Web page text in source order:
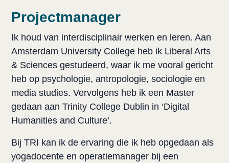
Projectmanager
Ik houd van interdisciplinair werken en leren. Aan
Amsterdam University College heb ik Liberal Arts
& Sciences gestudeerd, waar ik me vooral gericht
heb op psychologie, antropologie, sociologie en
media studies. Vervolgens heb ik een Master
gedaan aan Trinity College Dublin in ‘Digital
Humanities and Culture’.
Bij TRI kan ik de ervaring die ik heb opgedaan als
yogadocente en operatiemanager bij een